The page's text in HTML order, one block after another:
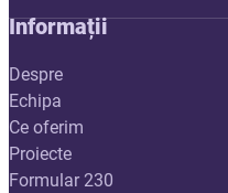
Informații
Despre
Echipa
Ce oferim
Proiecte
Formular 230